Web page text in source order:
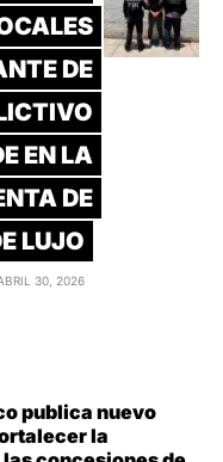
DE
EN LA
DE
LUJO
30, 2026
publica nuevo
la